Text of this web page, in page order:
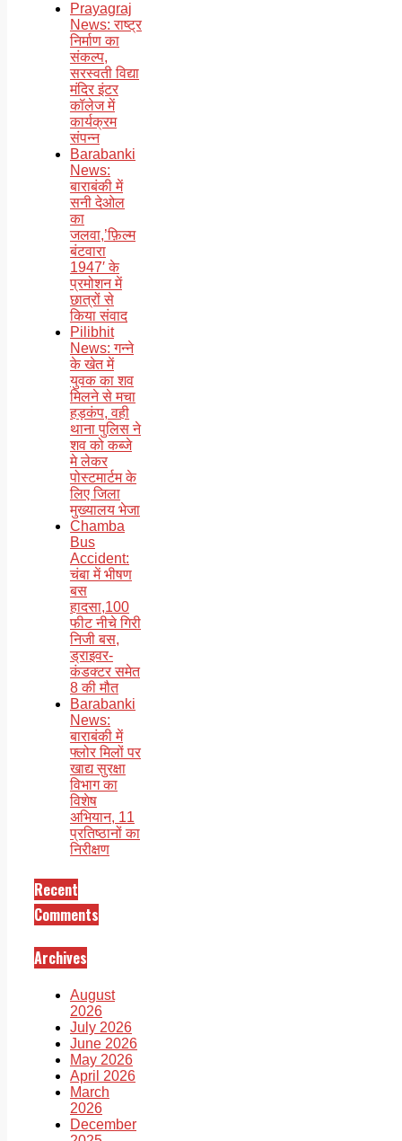
Prayagraj
News: राष्ट्र
निर्माण का
संकल्प,
सरस्वती विद्या
मंदिर इंटर
कॉलेज में
कार्यक्रम
संपन्न
Barabanki
News:
बाराबंकी में
सनी देओल
का
जलवा,’फ़िल्म
बंटवारा
1947′ के
प्रमोशन में
छात्रों से
किया संवाद
Pilibhit
News: गन्ने
के खेत में
युवक का शव
मिलने से मचा
हड़कंप, वही
थाना पुलिस ने
शव को कब्जे
मे लेकर
पोस्टमार्टम के
लिए जिला
मुख्यालय भेजा
Chamba
Bus
Accident:
चंबा में भीषण
बस
हादसा,100
फीट नीचे गिरी
निजी बस,
ड्राइवर-
कंडक्टर समेत
8 की मौत
Barabanki
News:
बाराबंकी में
फ्लोर मिलों पर
खाद्य सुरक्षा
विभाग का
विशेष
अभियान, 11
प्रतिष्ठानों का
निरीक्षण
Recent
Comments
Archives
August
2026
July 2026
June 2026
May 2026
April 2026
March
2026
December